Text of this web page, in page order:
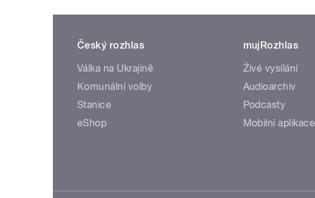
Český rozhlas
Válka na Ukrajině
Komunální volby
Stanice
eShop
mujRozhlas
Živé vysílání
Audioarchiv
Podcasty
Mobilní aplikace